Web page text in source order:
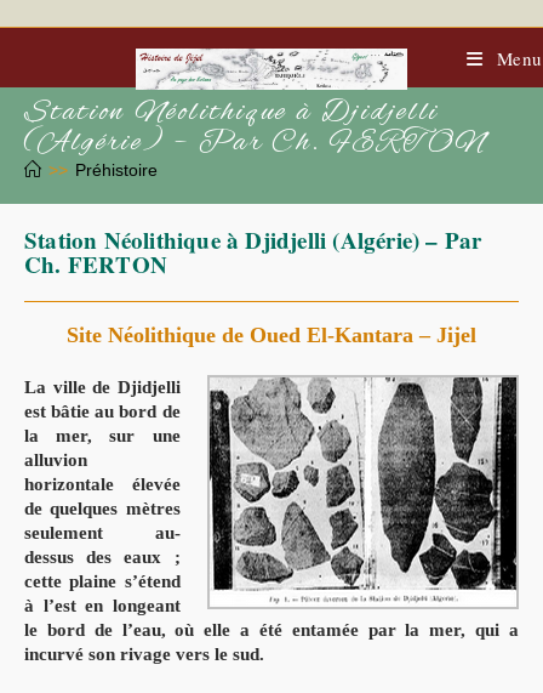
to
Menu
Station Néolithique à Djidjelli
(Algérie) – Par Ch. FERTON
>> Préhistoire
Station Néolithique à Djidjelli (Algérie) – Par
Ch. FERTON
Site Néolithique de Oued El-Kantara – Jijel
La ville de Djidjelli
est bâtie au bord de
la mer, sur une
alluvion
horizontale élevée
de quelques mètres
seulement au-
dessus des eaux ;
cette plaine s’étend
à l’est en longeant
le bord de l’eau, où elle a été entamée par la mer, qui a
incurvé son rivage vers le sud.